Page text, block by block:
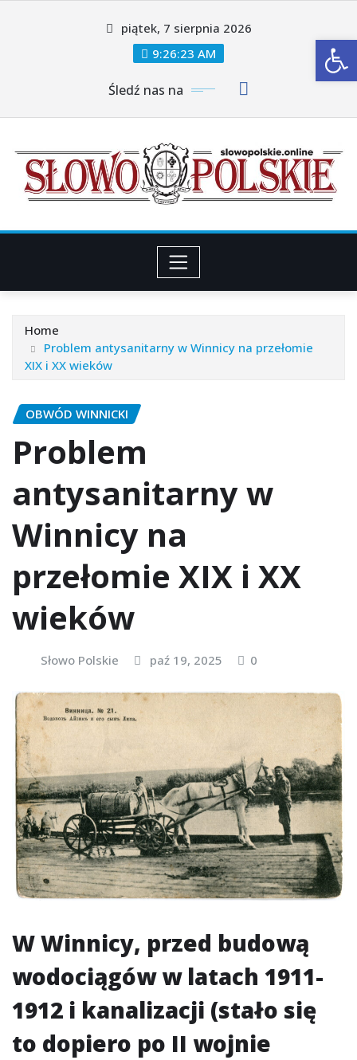
piątek, 7 sierpnia 2026
9:26:25 AM
Śledź nas na
Home
Problem antysanitarny w Winnicy na przełomie
XIX i XX wieków
OBWÓD WINNICKI
Problem
antysanitarny w
Winnicy na
przełomie XIX i XX
wieków
Słowo Polskie paź 19, 2025 0
W Winnicy, przed budową
wodociągów w latach 1911-
1912 i kanalizacji (stało się
to dopiero po II wojnie